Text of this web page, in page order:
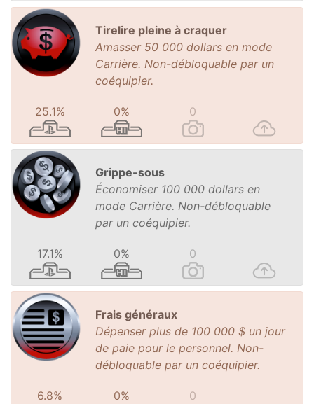
Tirelire pleine à craquer
Amasser 50 000 dollars en mode
Carrière. Non-débloquable par un
coéquipier.
25.1% 0% 0
Grippe-sous
Économiser 100 000 dollars en
mode Carrière. Non-débloquable
par un coéquipier.
17.1% 0% 0
Frais généraux
Dépenser plus de 100 000 $ un jour
de paie pour le personnel. Non-
débloquable par un coéquipier.
6.8% 0% 0